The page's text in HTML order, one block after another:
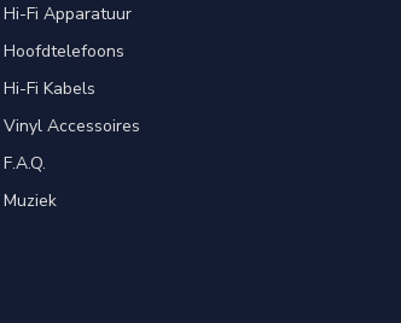
Hi-Fi Apparatuur
Hoofdtelefoons
Hi-Fi Kabels
Vinyl Accessoires
F.A.Q.
Muziek